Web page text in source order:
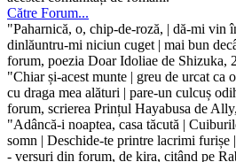
Către Forum...
"Paharnică, o, chip-de-roză, | dă-mi vin
dinlăuntru-mi niciun cuget | mai bun
forum, poezia Doar Idoliae de Shizuka,
"Chiar și-acest munte | greu de urcat ca
cu draga mea alături | pare-un culcuș
forum, scrierea Prințul Hayabusa de
"Adâncă-i noaptea, casa tăcută |
somn | Deschide-te printre lacrimi furișe
- versuri din forum, de kira, citând pe